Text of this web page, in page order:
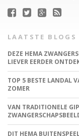
LAATSTE BLOGS
DEZE HEMA
LIEVER EERDER
TOP 5 BESTE LANDAL
ZOMER
VAN TRADITIONELE
DIT HEMA